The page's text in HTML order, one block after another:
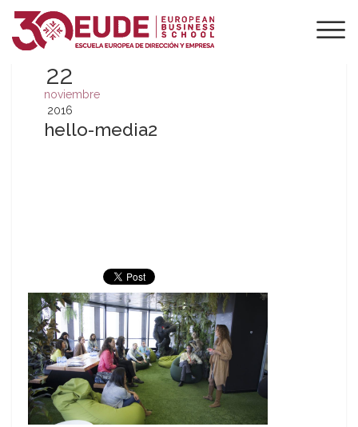
22
noviembre
2016
hello-media2